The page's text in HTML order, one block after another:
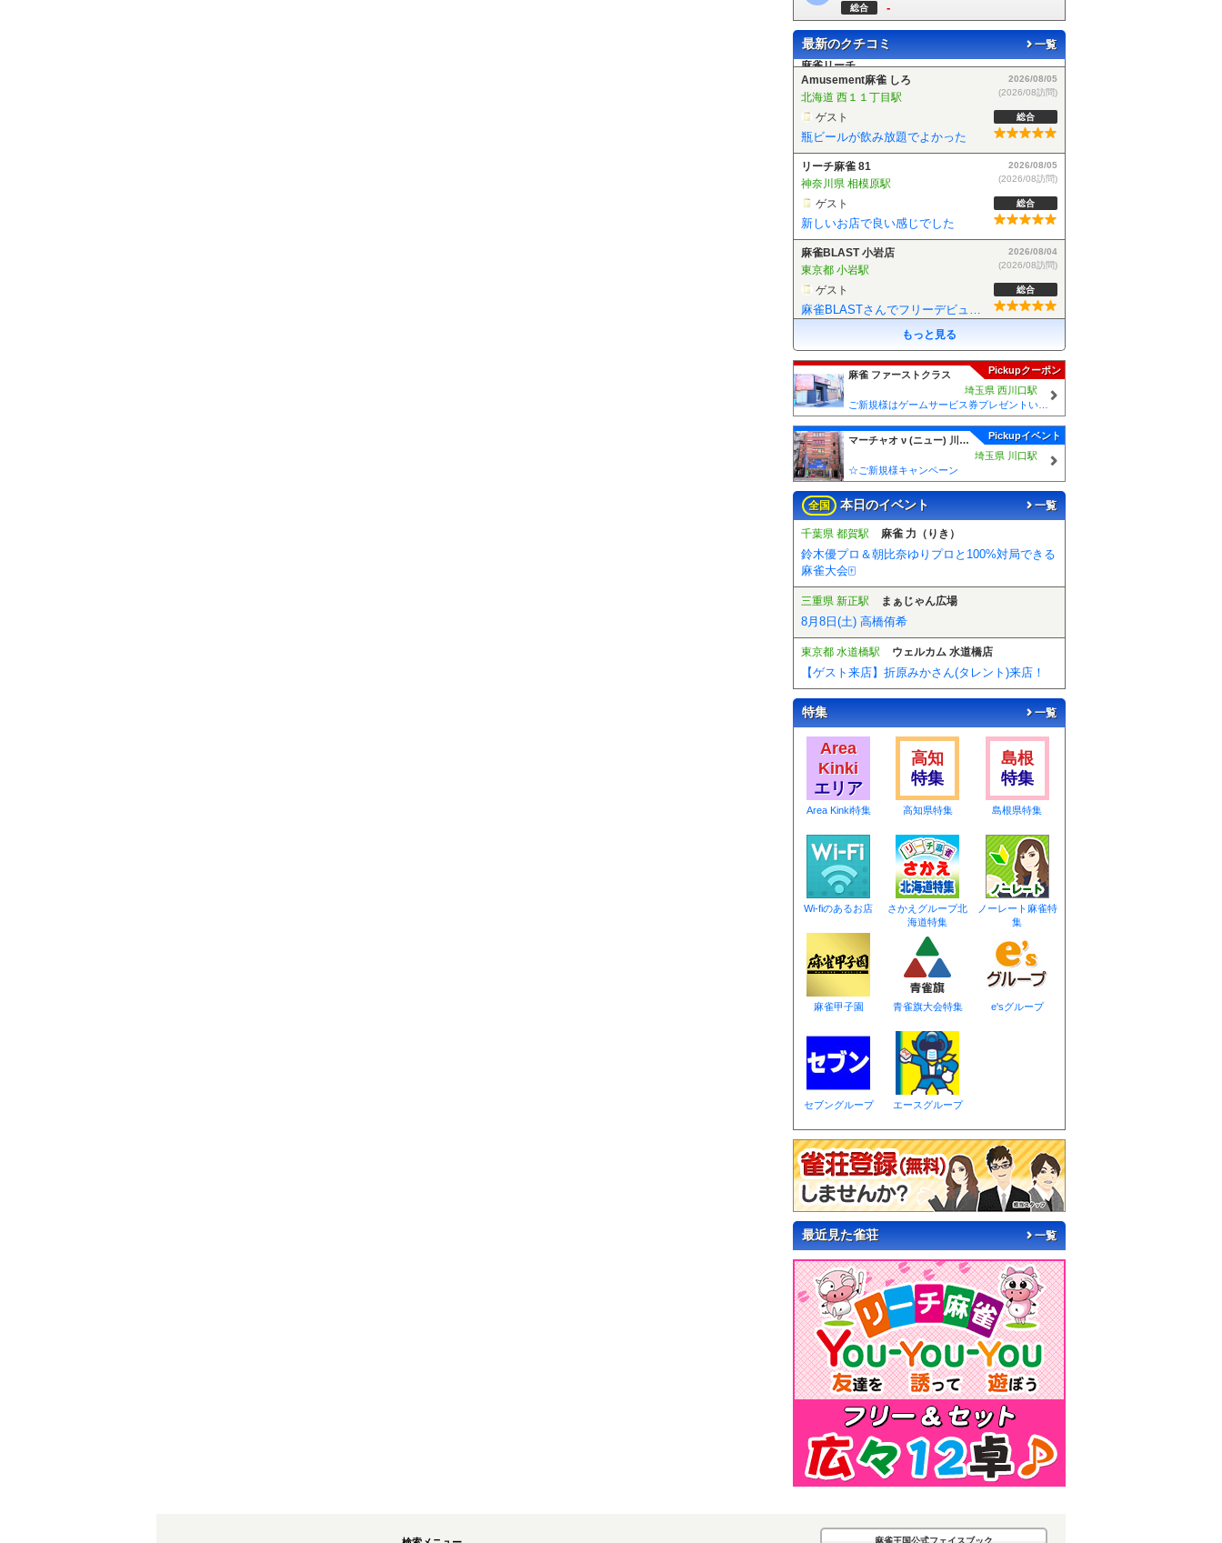
総合 -
最新のクチコミ 一覧
Amusement麻雀 しろ
北海道 西１１丁目駅
ゲスト
2026/08/05
(2026/08訪問)
総合
瓶ビールが飲み放題でよかった
リーチ麻雀 81
神奈川県 相模原駅
ゲスト
2026/08/05
(2026/08訪問)
総合
新しいお店で良い感じでした
麻雀BLAST 小岩店
東京都 小岩駅
ゲスト
2026/08/04
(2026/08訪問)
総合
もっと見る
Pickupクーポン
麻雀 ファーストクラス
埼玉県 西川口駅
Pickupイベント
埼玉県 川口駅
☆ご新規様キャンペーン
全国 本日のイベント 一覧
千葉県 都賀駅 麻雀 力（りき）
鈴木優プロ＆朝比奈ゆりプロと100%対局できる
麻雀大会🀄️
三重県 新正駅 まぁじゃん広場
8月8日(土) 高橋侑希
東京都 水道橋駅 ウェルカム 水道橋店
【ゲスト来店】折原みかさん(タレント)来店！
特集 一覧
Area
Kinki
エリア
Area Kinki特集
高知
特集
高知県特集
島根
特集
島根県特集
Wi-fiのあるお店
さかえグループ北
海道特集
ノーレート麻雀特
集
麻雀甲子園 青雀旗大会特集 e'sグループ
セブングループ エースグループ
最近見た雀荘 一覧
麻雀王国公式フェイスブック